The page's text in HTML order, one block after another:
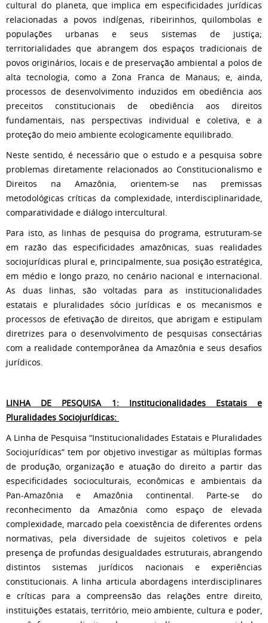
cultural do planeta, que implica em especificidades jurídicas
relacionadas a povos indígenas, ribeirinhos, quilombolas e
populações urbanas e seus sistemas de justiça;
territorialidades que abrangem dos espaços tradicionais de
povos originários, locais e de preservação ambiental a polos de
alta tecnologia, como a Zona Franca de Manaus; e, ainda,
processos de desenvolvimento induzidos em obediência aos
preceitos constitucionais de obediência aos direitos
fundamentais, nas perspectivas individual e coletiva, e a
proteção do meio ambiente ecologicamente equilibrado.
Neste sentido, é necessário que o estudo e a pesquisa sobre
problemas diretamente relacionados ao Constitucionalismo e
Direitos na Amazônia, orientem-se nas premissas
metodológicas críticas da complexidade, interdisciplinaridade,
comparatividade e diálogo intercultural.
Para isto, as linhas de pesquisa do programa, estruturam-se
em razão das especificidades amazônicas, suas realidades
sociojurídicas plural e, principalmente, sua posição estratégica,
em médio e longo prazo, no cenário nacional e internacional.
As duas linhas, são voltadas para as institucionalidades
estatais e pluralidades sócio jurídicas e os mecanismos e
processos de efetivação de direitos, que abrigam e estipulam
diretrizes para o desenvolvimento de pesquisas consectárias
com a realidade contemporânea da Amazônia e seus desafios
jurídicos.
LINHA DE PESQUISA 1: Institucionalidades Estatais e
Pluralidades Sociojurídicas:
A Linha de Pesquisa “Institucionalidades Estatais e Pluralidades
Sociojurídicas” tem por objetivo investigar as múltiplas formas
de produção, organização e atuação do direito a partir das
especificidades socioculturais, econômicas e ambientais da
Pan-Amazônia e Amazônia continental. Parte-se do
reconhecimento da Amazônia como espaço de elevada
complexidade, marcado pela coexistência de diferentes ordens
normativas, pela diversidade de sujeitos coletivos e pela
presença de profundas desigualdades estruturais, abrangendo
distintos sistemas jurídicos nacionais e experiências
constitucionais. A linha articula abordagens interdisciplinares
e críticas para a compreensão das relações entre direito,
instituições estatais, território, meio ambiente, cultura e poder,